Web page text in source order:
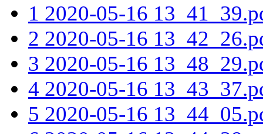
1 2020-05-16
2 2020-05-16
3 2020-05-16
4 2020-05-16
5 2020-05-16